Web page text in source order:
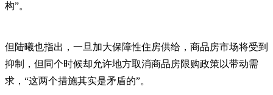
构”。
但陆曦也指出，一旦加大保障性住房供给，商品房市场将受到
抑制，但同个时候却允许地方取消商品房限购政策以带动需
求，“这两个措施其实是矛盾的”。